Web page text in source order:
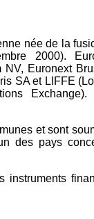
née de la
2000).
NV, Euronext
SA et LIFFE
Exchange).
et sont
des pays
instruments